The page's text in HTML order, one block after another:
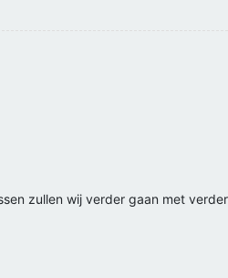
zullen wij verder gaan met